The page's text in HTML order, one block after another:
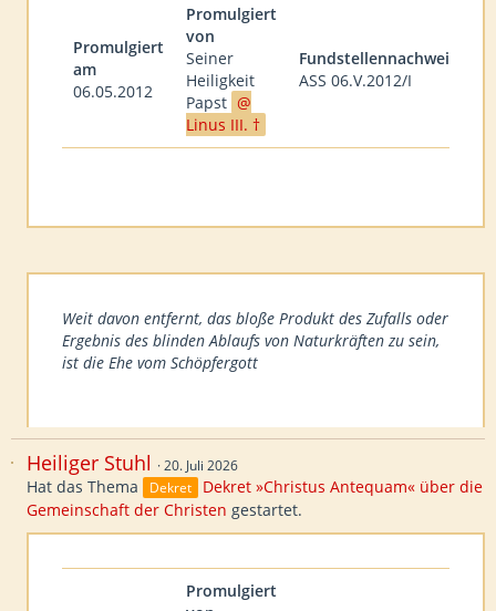
Promulgiert
am
06.05.2012
Promulgiert
von
Seiner
Heiligkeit
Papst
Linus III. †
Fundstellennachweis
ASS 06.V.2012/I
Weit davon entfernt, das bloße Produkt des Zufalls oder
Ergebnis des blinden Ablaufs von Naturkräften zu sein,
ist die Ehe vom Schöpfergott
…
Heiliger Stuhl 20. Juli 2026
Hat das Thema Dekret
Dekret »Christus Antequam« über die
Gemeinschaft der Christen gestartet.
Promulgiert